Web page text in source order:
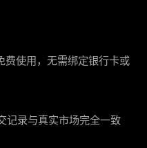
费使用，无需绑定银行卡或
记录与真实市场完全一致